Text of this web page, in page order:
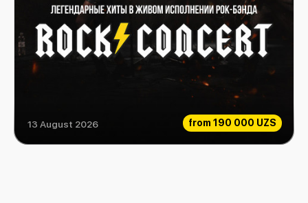
from 190 000 UZS
Rock Consert
13 August 2026